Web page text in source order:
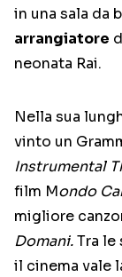
in una sala da
arrangiatore
neonata Rai.
Nella sua
vinto un
Instrumental
film Mondo
migliore
Domani.Tra le
il cinema vale